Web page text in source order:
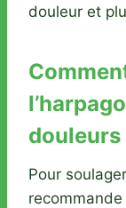
douleur et
Pour